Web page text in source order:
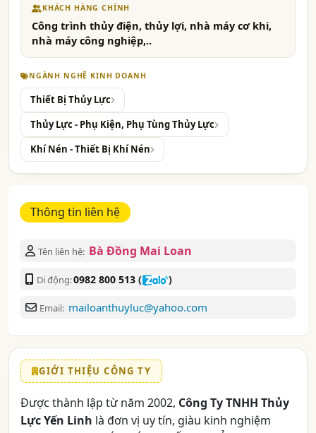
KHÁCH HÀNG CHÍNH
Công trình thủy điện, thủy lợi, nhà máy cơ khi,
nhà máy công nghiệp,..
NGÀNH NGHỀ KINH DOANH
Thiết Bị Thủy Lực
Thủy Lực - Phụ Kiện, Phụ Tùng Thủy Lực
Khí Nén - Thiết Bị Khí Nén
Thông tin liên hệ
Tên liên hệ: Bà Đồng Mai Loan
Di động:0982 800 513 ( )
Email: mailoanthuyluc@yahoo.com
GIỚI THIỆU CÔNG TY
Được thành lập từ năm 2002, Công Ty TNHH Thủy
Lực Yến Linh là đơn vị uy tín, giàu kinh nghiệm